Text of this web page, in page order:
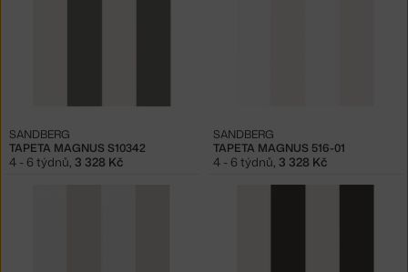
TAPETA MAGNUS S10342
SANDBERG
4 - 6 týdnů, 3 328 Kč
TAPETA MAGNUS 516-01
SANDBERG
4 - 6 týdnů, 3 328 Kč